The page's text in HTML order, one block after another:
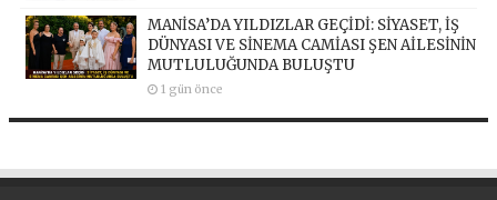
MANİSA’DA YILDIZLAR GEÇİDİ: SİYASET, İŞ
DÜNYASI VE SİNEMA CAMİASI ŞEN AİLESİNİN
MUTLULUĞUNDA BULUŞTU
1 gün önce